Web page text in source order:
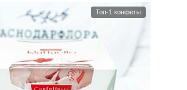
Топ-1 конфеты